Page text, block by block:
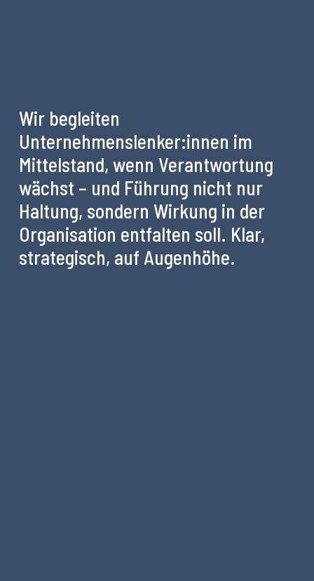
Wir begleiten
Unternehmenslenker:innen im
Mittelstand, wenn Verantwortung
wächst – und Führung nicht nur
Haltung, sondern Wirkung in der
Organisation entfalten soll. Klar,
strategisch, auf Augenhöhe.